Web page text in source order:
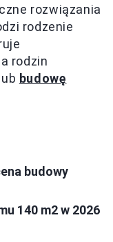
rozwiązania
rodzenie
rodzin
budowę
budowy
140 m2 w 2026